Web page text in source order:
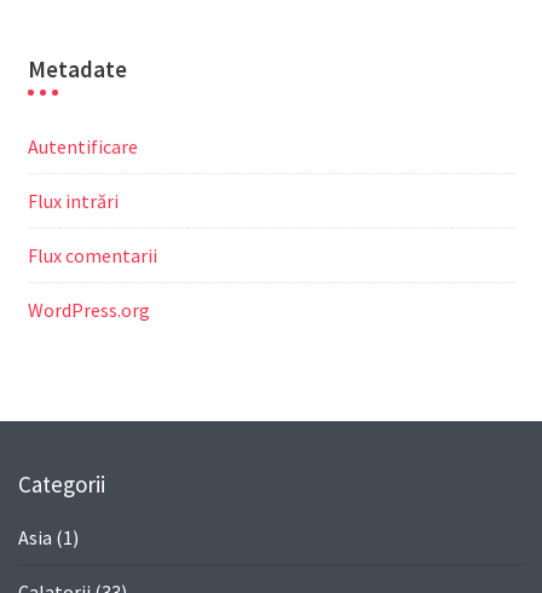
Metadate
Autentificare
Flux intrări
Flux comentarii
WordPress.org
Categorii
Asia (1)